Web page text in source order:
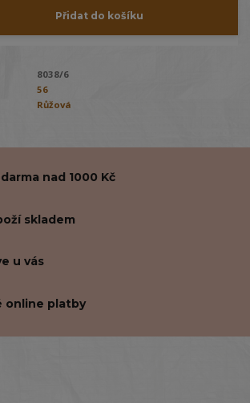
Přidat do košíku
8038/6
56
Růžová
nad 1000 Kč
skladem
u vás
online platby